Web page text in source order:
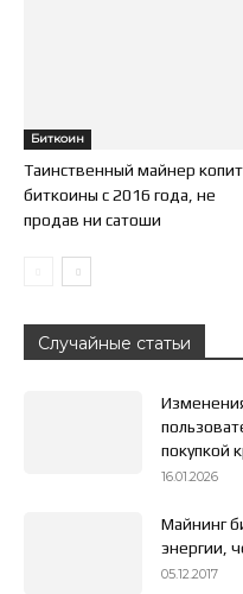
Биткоин
Таинственный майнер копит
биткоины с 2016 года, не
продав ни сатоши
Случайные статьи
покупкой
16.01.2026
Майнинг
энергии,
05.12.2017